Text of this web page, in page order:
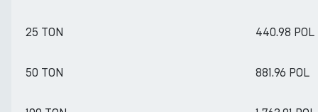
25 TON 440.98 POL
50 TON 881.96 POL